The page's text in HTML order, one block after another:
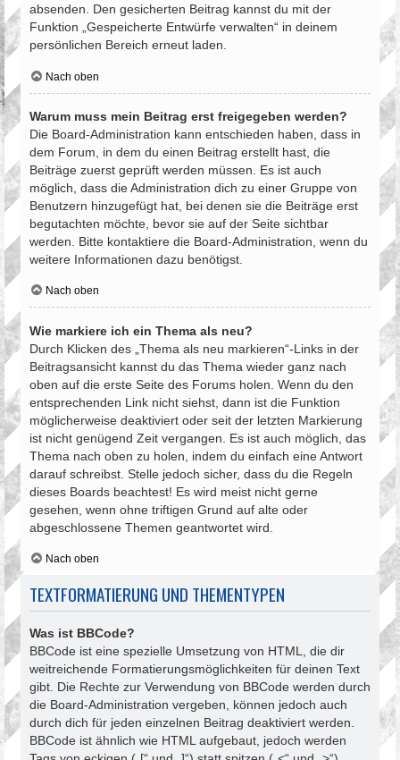
absenden. Den gesicherten Beitrag kannst du mit der
Funktion „Gespeicherte Entwürfe verwalten“ in deinem
persönlichen Bereich erneut laden.
Nach oben
Warum muss mein Beitrag erst freigegeben werden?
Die Board-Administration kann entschieden haben, dass in
dem Forum, in dem du einen Beitrag erstellt hast, die
Beiträge zuerst geprüft werden müssen. Es ist auch
möglich, dass die Administration dich zu einer Gruppe von
Benutzern hinzugefügt hat, bei denen sie die Beiträge erst
begutachten möchte, bevor sie auf der Seite sichtbar
werden. Bitte kontaktiere die Board-Administration, wenn du
weitere Informationen dazu benötigst.
Nach oben
Wie markiere ich ein Thema als neu?
Durch Klicken des „Thema als neu markieren“-Links in der
Beitragsansicht kannst du das Thema wieder ganz nach
oben auf die erste Seite des Forums holen. Wenn du den
entsprechenden Link nicht siehst, dann ist die Funktion
möglicherweise deaktiviert oder seit der letzten Markierung
ist nicht genügend Zeit vergangen. Es ist auch möglich, das
Thema nach oben zu holen, indem du einfach eine Antwort
darauf schreibst. Stelle jedoch sicher, dass du die Regeln
dieses Boards beachtest! Es wird meist nicht gerne
gesehen, wenn ohne triftigen Grund auf alte oder
abgeschlossene Themen geantwortet wird.
Nach oben
TEXTFORMATIERUNG UND THEMENTYPEN
Was ist BBCode?
BBCode ist eine spezielle Umsetzung von HTML, die dir
weitreichende Formatierungsmöglichkeiten für deinen Text
gibt. Die Rechte zur Verwendung von BBCode werden durch
die Board-Administration vergeben, können jedoch auch
durch dich für jeden einzelnen Beitrag deaktiviert werden.
BBCode ist ähnlich wie HTML aufgebaut, jedoch werden